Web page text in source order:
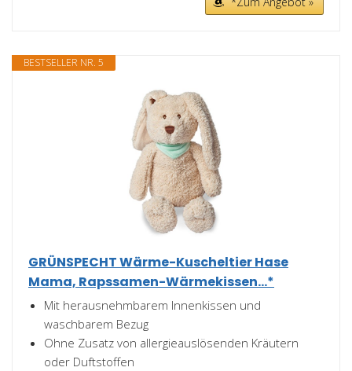
BESTSELLER NR. 5
GRÜNSPECHT Wärme-Kuscheltier Hase
Mama, Rapssamen-Wärmekissen...*
Mit herausnehmbarem Innenkissen und
waschbarem Bezug
Ohne Zusatz von allergieauslösenden Kräutern
oder Duftstoffen